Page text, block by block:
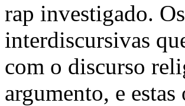
rap investigado.
interdiscursivas
com o discurso
argumento, e